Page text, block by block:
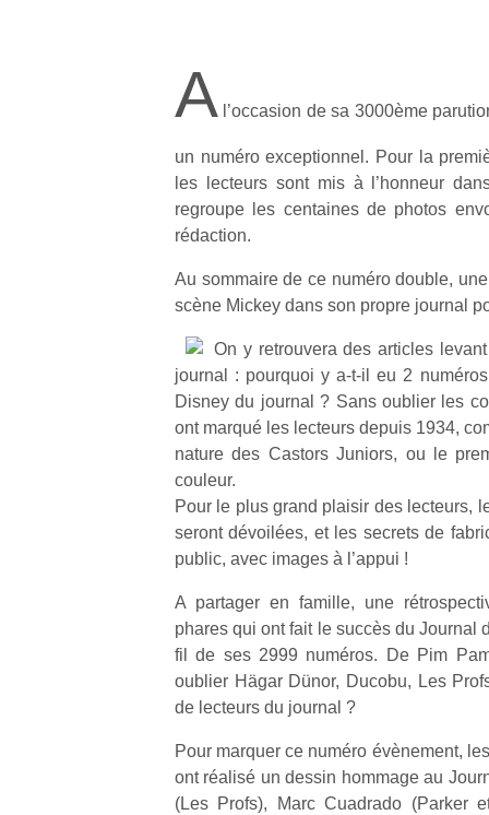
A l’occasion de sa 3000ème
un numéro exceptionnel. Pour la
les lecteurs sont mis à l’honneur
regroupe les centaines de photos
rédaction.
Au sommaire de ce numéro double,
scène Mickey dans son propre journal
On y retrouvera des articles
journal : pourquoi y a-t-il eu 2
Disney du journal ? Sans oublier les
ont marqué les lecteurs depuis 1934,
nature des Castors Juniors, ou le
couleur.
Pour le plus grand plaisir des lecteurs,
seront dévoilées, et les secrets de
public, avec images à l’appui !
A partager en famille, une
phares qui ont fait le succès du Journal
fil de ses 2999 numéros. De Pim
oublier Hägar Dünor, Ducobu, Les
de lecteurs du journal ?
Pour marquer ce numéro évènement,
ont réalisé un dessin hommage au
(Les Profs), Marc Cuadrado (Parker